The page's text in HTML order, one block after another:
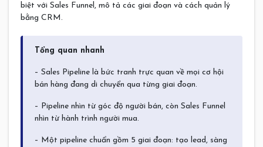
biệt với Sales Funnel, mô tả các giai đoạn và cách quản lý
bằng CRM.
Tổng quan nhanh
– Sales Pipeline là bức tranh trực quan về mọi cơ hội
bán hàng đang di chuyển qua từng giai đoạn.
– Pipeline nhìn từ góc độ người bán, còn Sales Funnel
nhìn từ hành trình người mua.
– Một pipeline chuẩn gồm 5 giai đoạn: tạo lead, sàng